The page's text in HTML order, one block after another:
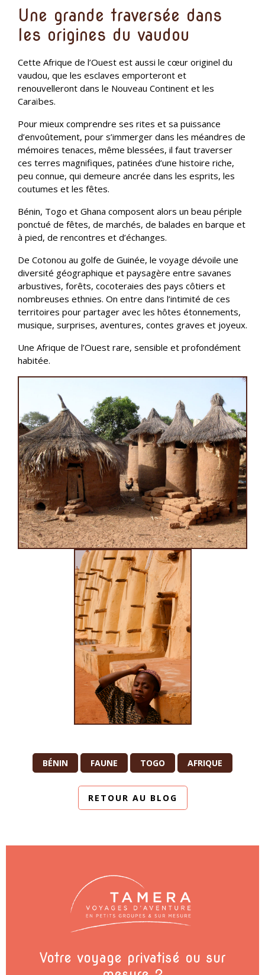
Une grande traversée dans
les origines du vaudou
Cette Afrique de l’Ouest est aussi le cœur originel du
vaudou, que les esclaves emporteront et
renouvelleront dans le Nouveau Continent et les
Caraïbes.
Pour mieux comprendre ses rites et sa puissance
d’envoûtement, pour s’immerger dans les méandres de
mémoires tenaces, même blessées, il faut traverser
ces terres magnifiques, patinées d’une histoire riche,
peu connue, qui demeure ancrée dans les esprits, les
coutumes et les fêtes.
Bénin, Togo et Ghana composent alors un beau périple
ponctué de fêtes, de marchés, de balades en barque et
à pied, de rencontres et d’échanges.
De Cotonou au golfe de Guinée, le voyage dévoile une
diversité géographique et paysagère entre savanes
arbustives, forêts, cocoteraies des pays côtiers et
nombreuses ethnies. On entre dans l’intimité de ces
territoires pour partager avec les hôtes étonnements,
musique, surprises, aventures, contes graves et joyeux.
Une Afrique de l’Ouest rare, sensible et profondément
habitée.
BÉNIN FAUNE TOGO AFRIQUE
RETOUR AU BLOG
Votre voyage privatisé ou sur